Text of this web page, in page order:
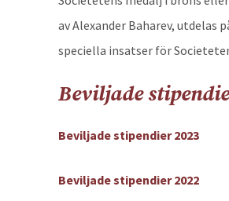
av Alexander Baharev, utdelas
speciella insatser för
Beviljade
Beviljade stipendier 2023
Beviljade stipendier 2022